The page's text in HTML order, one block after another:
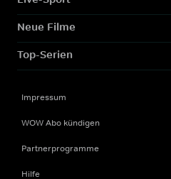
Neue Filme
Top-Serien
Impressum
WOW Abo kündigen
Partnerprogramme
Hilfe